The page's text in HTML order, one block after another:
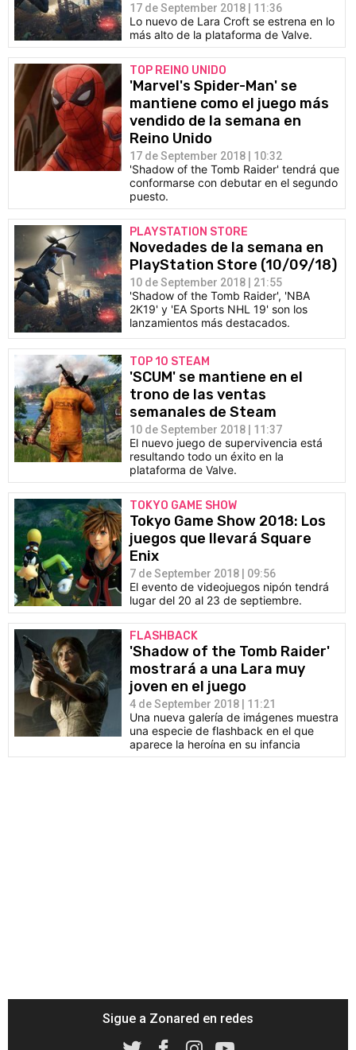
17 de September 2018 | 11:36
Lo nuevo de Lara Croft se estrena en lo
más alto de la plataforma de Valve.
TOP REINO UNIDO
'Marvel's Spider-Man' se
mantiene como el juego más
vendido de la semana en
Reino Unido
17 de September 2018 | 10:32
'Shadow of the Tomb Raider' tendrá que
conformarse con debutar en el segundo
puesto.
PLAYSTATION STORE
Novedades de la semana en
PlayStation Store (10/09/18)
10 de September 2018 | 21:55
'Shadow of the Tomb Raider', 'NBA
2K19' y 'EA Sports NHL 19' son los
lanzamientos más destacados.
TOP 10 STEAM
'SCUM' se mantiene en el
trono de las ventas
semanales de Steam
10 de September 2018 | 11:37
El nuevo juego de supervivencia está
resultando todo un éxito en la
plataforma de Valve.
TOKYO GAME SHOW
Tokyo Game Show 2018: Los
juegos que llevará Square
Enix
7 de September 2018 | 09:56
El evento de videojuegos nipón tendrá
lugar del 20 al 23 de septiembre.
FLASHBACK
'Shadow of the Tomb Raider'
mostrará a una Lara muy
joven en el juego
4 de September 2018 | 11:21
Una nueva galería de imágenes muestra
una especie de flashback en el que
aparece la heroína en su infancia
Sigue a Zonared en redes